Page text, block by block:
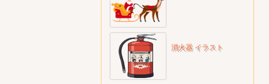
消火器 イラスト